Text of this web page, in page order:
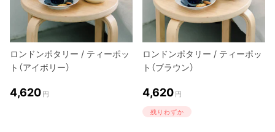
ロンドンポタリー / ティーポッ
ト（アイボリー）
4,620 円
ロンドンポタリー / ティーポッ
ト（ブラウン）
4,620 円
残りわずか